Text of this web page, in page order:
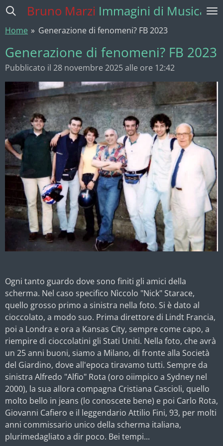
Vai
contenuto
principale
Bruno Marzi Immagini di Musica
Home » Generazione di fenomeni? FB 2023
Generazione di fenomeni? FB 2023
Pubblicato il 28 novembre 2025 alle ore 12:42
Ogni tanto guardo dove sono finiti gli amici della
scherma. Nel caso specifico Nìccolo "Nick" Starace,
quello grosso primo a sinistra nella foto. Si è dato al
cioccolato, a modo suo. Prima direttore di Lindt Francia,
poi a Londra e ora a Kansas City, sempre come capo, a
riempire di cioccolatini gli Stati Uniti. Nella foto, che avrà
un 25 anni buoni, siamo a Milano, di fronte alla Società
del Giardino, dove all'epoca tiravamo tutti. Sempre da
sinistra Alfredo "Alfio" Rota (oro oiimpico a Sydney nel
2000), la sua allora compagna Cristiana Cascioli, quello
molto bello in jeans (lo conoscete bene) e poi Carlo Rota,
Giovanni Cafiero e il leggendario Attilio Fini, 93, per molti
anni commissario unico della scherma italiana,
plurimedagliato a dir poco. Bei tempi...